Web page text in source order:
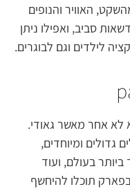
האוויר והנופים
סביב, ואפילו ניתן
לילדים וגם לבוגרים.
לא אחר מאשר גאודי.
ומיוחדים,
בעולם, ועוד
תוכלו להיחשף